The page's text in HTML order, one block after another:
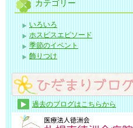
カテゴリー
いろいろ
ホスピスエピソード
季節のイベント
飾りつけ
過去のブログはこちらから